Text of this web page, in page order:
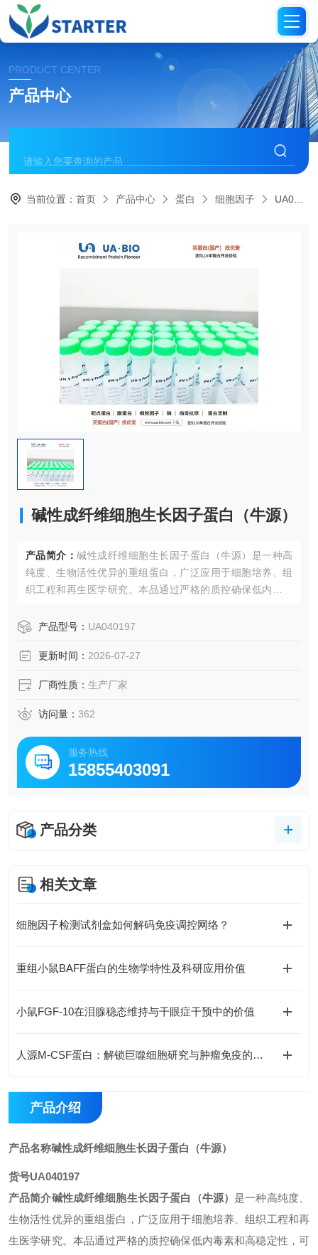
PRODUCT CENTER
产品中心
当前位置：首页 产品中心 蛋白 细胞因子 UA040197碱性成纤维细胞生长因子蛋白（牛源）
碱性成纤维细胞生长因子蛋白（牛源）
产品简介： 碱性成纤维细胞生长因子蛋白（牛源）是一种高
纯度、生物活性优异的重组蛋白，广泛应用于细胞培养、组
织工程和再生医学研究。本品通过严格的质控确保低内毒素
细胞研究的理想选择。
产品型号： UA040197
更新时间： 2026-07-27
厂商性质： 生产厂家
访问量： 362
服务热线
15855403091
产品分类
相关文章
细胞因子检测试剂盒如何解码免疫调控网络？
重组小鼠BAFF蛋白的生物学特性及科研应用价值
小鼠FGF-10在泪腺稳态维持与干眼症干预中的价值
人源M-CSF蛋白：解锁巨噬细胞研究与肿瘤免疫的科研密钥
产品介绍
产品名称碱性成纤维细胞生长因子蛋白（牛源）
货号UA040197
产品简介碱性成纤维细胞生长因子蛋白（牛源） 是一种高纯度、
生物活性优异的重组蛋白，广泛应用于细胞培养、组织工程和再
生医学研究。本品通过严格的质控确保低内毒素和高稳定性，可